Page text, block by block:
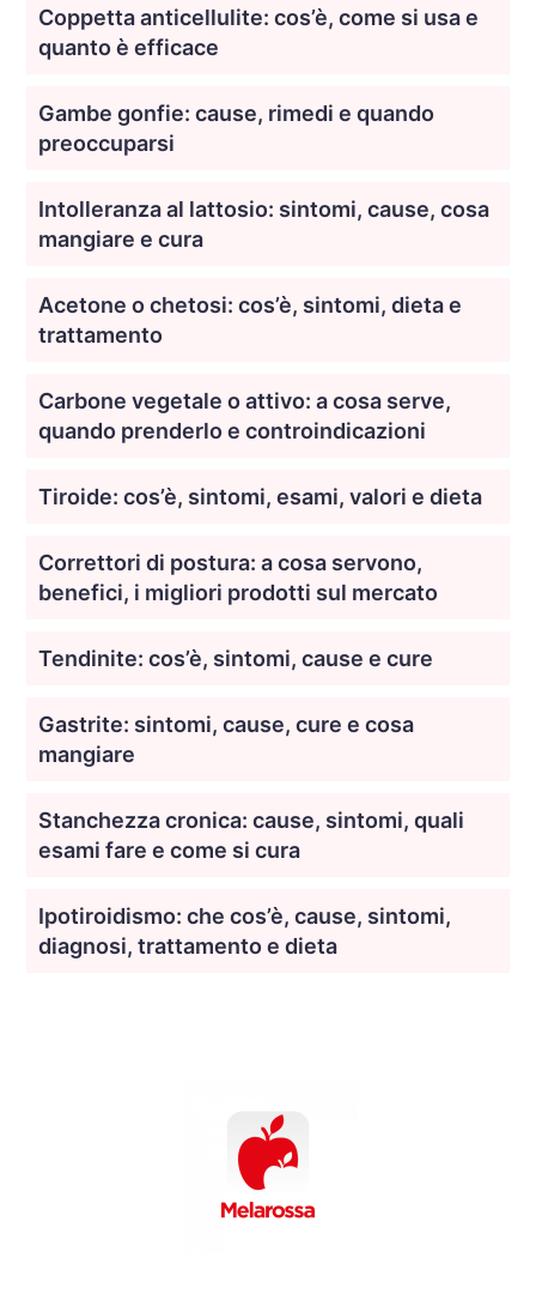
Coppetta anticellulite: cos’è, come si usa e
quanto è efficace
Gambe gonfie: cause, rimedi e quando
preoccuparsi
Intolleranza al lattosio: sintomi, cause, cosa
mangiare e cura
Acetone o chetosi: cos’è, sintomi, dieta e
trattamento
Carbone vegetale o attivo: a cosa serve,
quando prenderlo e controindicazioni
Tiroide: cos’è, sintomi, esami, valori e dieta
Correttori di postura: a cosa servono,
benefici, i migliori prodotti sul mercato
Tendinite: cos’è, sintomi, cause e cure
Gastrite: sintomi, cause, cure e cosa
mangiare
Stanchezza cronica: cause, sintomi, quali
esami fare e come si cura
Ipotiroidismo: che cos’è, cause, sintomi,
diagnosi, trattamento e dieta